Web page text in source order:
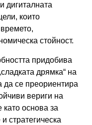
дигиталната
които
стойност.
придобива
дрямка“ на
да се преориентира
вериги на
като основа за
стратегическа